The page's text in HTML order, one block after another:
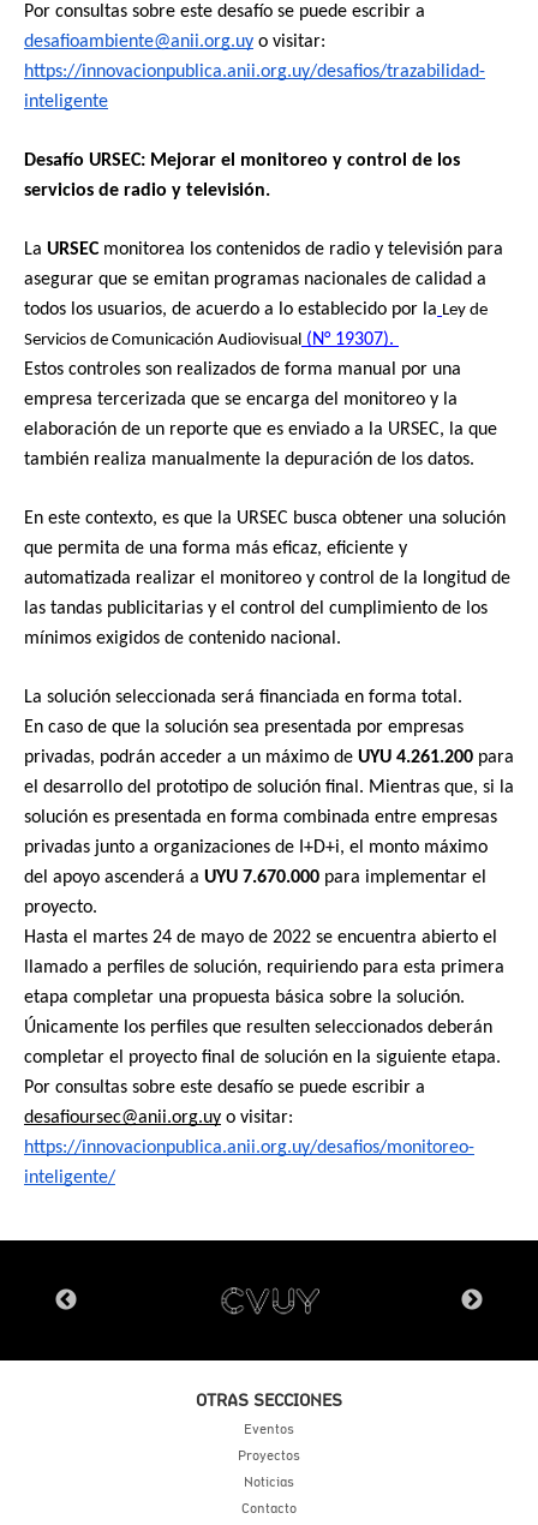
desafioambiente@anii.org.uy
https://innovacionpublica.anii.org.uy/desafios/trazabilidad-
inteligente
Desafío URSEC: Mejorar el monitoreo y control de los
servicios de radio y televisión.
La URSEC monitorea los contenidos de radio y televisión para
asegurar que se emitan programas nacionales de calidad a
todos los usuarios, de acuerdo a lo establecido por la Ley de
Servicios de Comunicación Audiovisual (N° 19307).
Estos controles son realizados de forma manual por una
empresa tercerizada que se encarga del monitoreo y la
elaboración de un reporte que es enviado a la URSEC, la que
también realiza manualmente la depuración de los datos.
En este contexto, es que la URSEC busca obtener una solución
que permita de una forma más eficaz, eficiente y
automatizada realizar el monitoreo y control de la longitud de
las tandas publicitarias y el control del cumplimiento de los
mínimos exigidos de contenido nacional.
La solución seleccionada será financiada en forma total.
En caso de que la solución sea presentada por empresas
privadas, podrán acceder a un máximo de UYU 4.261.200 para
el desarrollo del prototipo de solución final. Mientras que, si la
solución es presentada en forma combinada entre empresas
privadas junto a organizaciones de I+D+i, el monto máximo
del apoyo ascenderá a UYU 7.670.000 para implementar el
proyecto.
Hasta el martes 24 de mayo de 2022 se encuentra abierto el
llamado a perfiles de solución, requiriendo para esta primera
etapa completar una propuesta básica sobre la solución.
Únicamente los perfiles que resulten seleccionados deberán
completar el proyecto final de solución en la siguiente etapa.
desafioursec@anii.org.uy
https://innovacionpublica.anii.org.uy/desafios/monitoreo-
inteligente/
OTRAS SECCIONES
Eventos
Proyectos
Noticias
Contacto